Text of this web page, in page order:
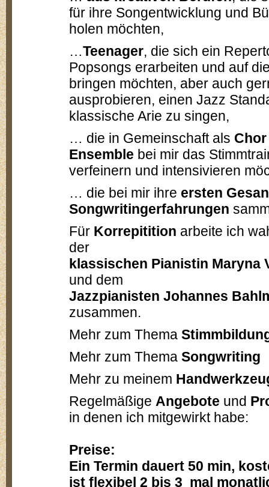
für ihre Songentwicklung und
holen möchten,
…Teenager, die sich ein
Popsongs erarbeiten und auf
bringen möchten, aber auch
ausprobieren, einen Jazz
klassische Arie zu singen,
… die in Gemeinschaft als
Ensemble bei mir das
verfeinern und intensivieren
… die bei mir ihre ersten
Songwritingerfahrungen
Für Korrepitition arbeite ich
der
klassischen Pianistin Maryna
und dem
Jazzpianisten Johannes
zusammen.
Mehr zum Thema
Mehr zum Thema Songwriting
Mehr zu meinem
Regelmäßige Angebote und
in denen ich mitgewirkt
Preise:
Ein Termin dauert 50 min,
ist flexibel 2 bis 3 mal